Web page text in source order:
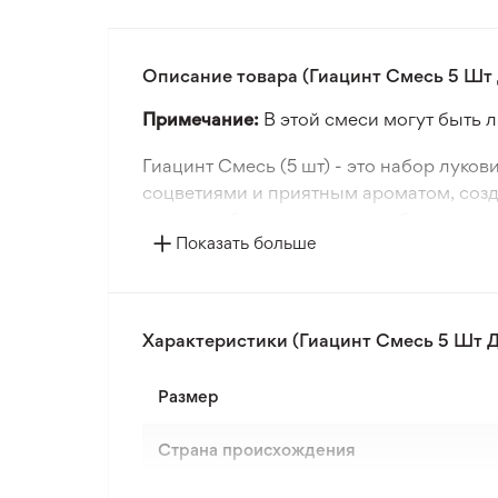
Описание товара (Гиацинт Смесь 5
Примечание: В этой смеси могут быть
Гиацинт Смесь (5 шт) - это набор
соцветиями и приятным ароматом,
в подготовленные горшки. Гиацинты
Показать больше
Характеристики (Гиацинт Смесь 5 Шт
Размер
Страна происхождения